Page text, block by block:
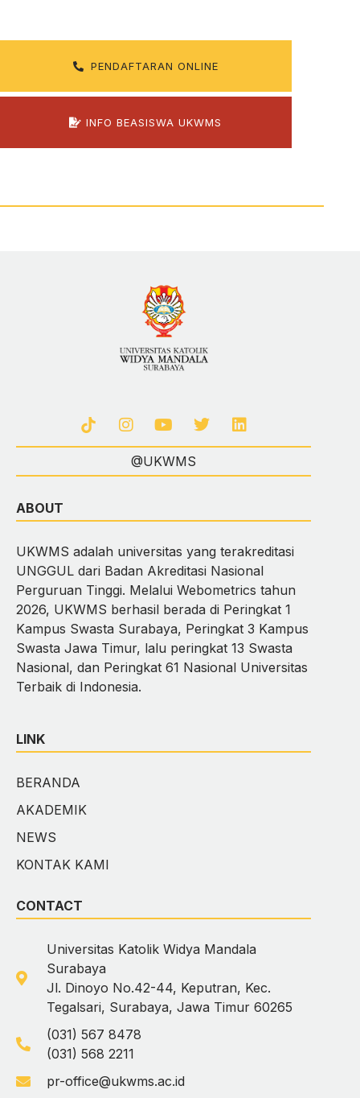
PENDAFTARAN ONLINE
INFO BEASISWA UKWMS
@UKWMS
ABOUT
UKWMS adalah universitas yang terakreditasi
UNGGUL dari Badan Akreditasi Nasional
Perguruan Tinggi. Melalui Webometrics tahun
2026, UKWMS berhasil berada di Peringkat 1
Kampus Swasta Surabaya, Peringkat 3 Kampus
Swasta Jawa Timur, lalu peringkat 13 Swasta
Nasional, dan Peringkat 61 Nasional Universitas
Terbaik di Indonesia.
LINK
BERANDA
AKADEMIK
NEWS
KONTAK KAMI
CONTACT
Universitas Katolik Widya Mandala
Surabaya
Jl. Dinoyo No.42-44, Keputran, Kec.
Tegalsari, Surabaya, Jawa Timur 60265
(031) 567 8478
(031) 568 2211
pr-office@ukwms.ac.id